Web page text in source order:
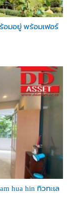
อมอยู่ พร้อมเฟอร์
hua hin ทิวทะเล